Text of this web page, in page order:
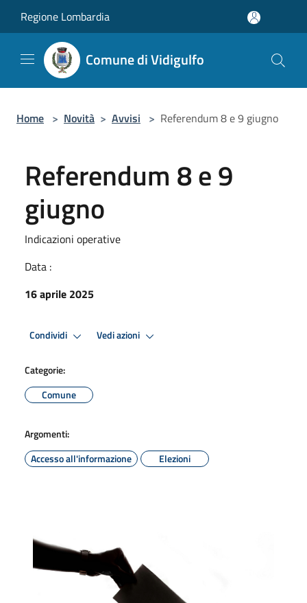
Regione Lombardia
Comune di Vidigulfo
Home > Novità > Avvisi > Referendum 8 e 9 giugno
Referendum 8 e 9
giugno
Indicazioni operative
Data :
16 aprile 2025
Condividi Vedi azioni
Categorie:
Comune
Argomenti:
Accesso all'informazione
Elezioni